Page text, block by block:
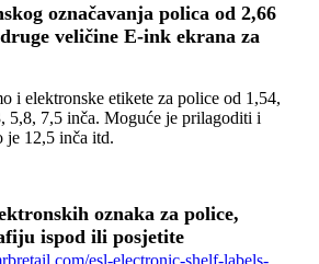
označavanja polica od 2,66
veličine E-ink ekrana za
i elektronske etikete za police od 1,54,
5,8, 7,5 inča. Moguće je prilagoditi i
je 12,5 inča itd.
oznaka za police,
ispod ili posjetite
esl-electronic-shelf-labels-